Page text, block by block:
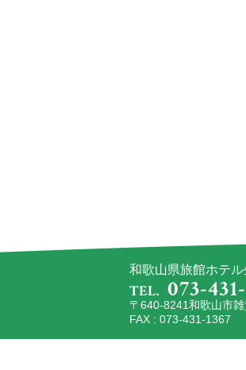
和歌山県旅館ホテ
TEL. 073-
〒640-8241和歌山市
FAX : 073-431-1367